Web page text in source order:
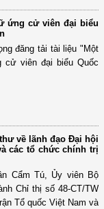
ứng cử viên đại biểu
đăng tải tài liệu "Một
cử viên đại biểu Quốc
về lãnh đạo Đại hội
các tổ chức chính trị
Cẩm Tú, Ủy viên Bộ
Chỉ thị số 48-CT/TW
Tổ quốc Việt Nam và